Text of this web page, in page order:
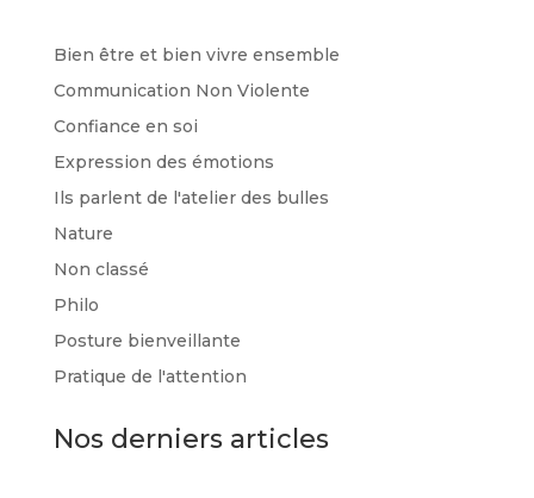
Bien être et bien vivre ensemble
Communication Non Violente
Confiance en soi
Expression des émotions
Ils parlent de l'atelier des bulles
Nature
Non classé
Philo
Posture bienveillante
Pratique de l'attention
Nos derniers articles